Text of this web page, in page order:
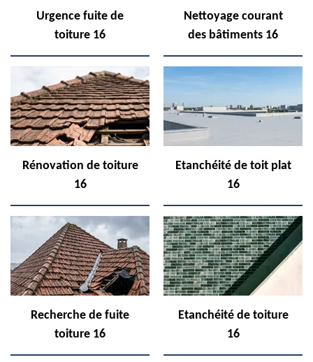
Urgence fuite de
toiture 16
Nettoyage courant
des bâtiments 16
Rénovation de toiture
16
Etanchéité de toit plat
16
Recherche de fuite
toiture 16
Etanchéité de toiture
16